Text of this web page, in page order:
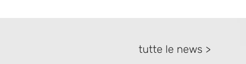
tutte le news >